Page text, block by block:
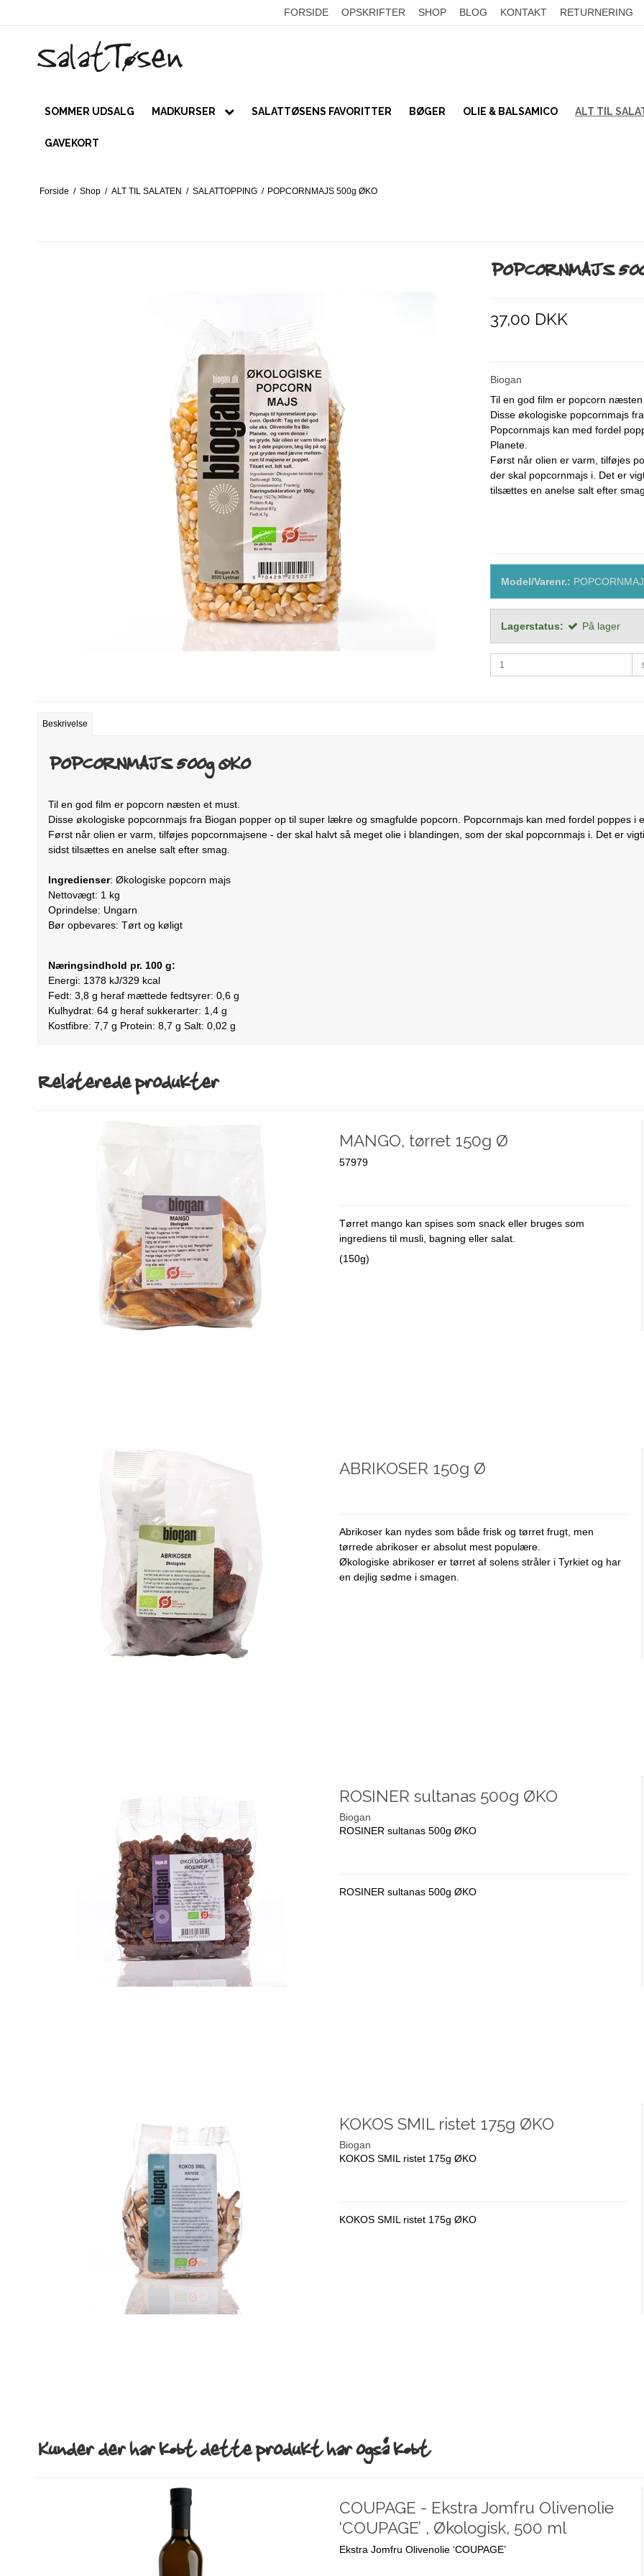
FORSIDE OPSKRIFTER SHOP BLOG KONTAKT RETURNERING
SOMMER UDSALG MADKURSER
Online forløb
SALATTØSENS FAVORITTER BØGER OLIE & BALSAMICO ALT TIL
BÆLGFRUGTER SALATPAKKER
GAVEKORT
Forside / Shop / ALT TIL SALATEN / SALATTOPPING / POPCORNMAJS 500g ØKO
POPCORNMAJS
37,00 DKK
Biogan
Til en god film er popcorn næsten
Disse økologiske popcornmajs
Popcornmajs kan med fordel
Planete.
Først når olien er varm, tilføjes
der skal popcornmajs i. Det er
tilsættes en anelse salt efter smag.
Model/Varenr.:
Lagerstatus: På lager
Beskrivelse
POPCORNMAJS 500g ØKO
Til en god film er popcorn næsten et must.
Disse økologiske popcornmajs fra Biogan popper op til super lækre og smagfulde popcorn. Popcornmajs kan med fordel poppes i
Først når olien er varm, tilføjes popcornmajsene - der skal halvt så meget olie i blandingen, som der skal popcornmajs i. Det er
sidst tilsættes en anelse salt efter smag.
Ingredienser: Økologiske popcorn majs
Nettovægt: 1 kg
Oprindelse: Ungarn
Bør opbevares: Tørt og køligt
Næringsindhold pr. 100 g:
Energi: 1378 kJ/329 kcal
Fedt: 3,8 g heraf mættede fedtsyrer: 0,6 g
Kulhydrat: 64 g heraf sukkerarter: 1,4 g
Kostfibre: 7,7 g Protein: 8,7 g Salt: 0,02 g
Relaterede produkter
MANGO, tørret 150g Ø
57979
Tørret mango kan spises som snack eller bruges som
ingrediens til musli, bagning eller salat.
(150g)
ABRIKOSER 150g Ø
Abrikoser kan nydes som både frisk og tørret frugt, men
tørrede abrikoser er absolut mest populære.
Økologiske abrikoser er tørret af solens stråler i Tyrkiet og har
en dejlig sødme i smagen.
ROSINER sultanas 500g ØKO
Biogan
ROSINER sultanas 500g ØKO
ROSINER sultanas 500g ØKO
KOKOS SMIL ristet 175g ØKO
Biogan
KOKOS SMIL ristet 175g ØKO
KOKOS SMIL ristet 175g ØKO
Kunder der har købt dette produkt har også købt
COUPAGE - Ekstra Jomfru Olivenolie
‘COUPAGE’ , Økologisk, 500 ml
Ekstra Jomfru Olivenolie ‘COUPAGE’